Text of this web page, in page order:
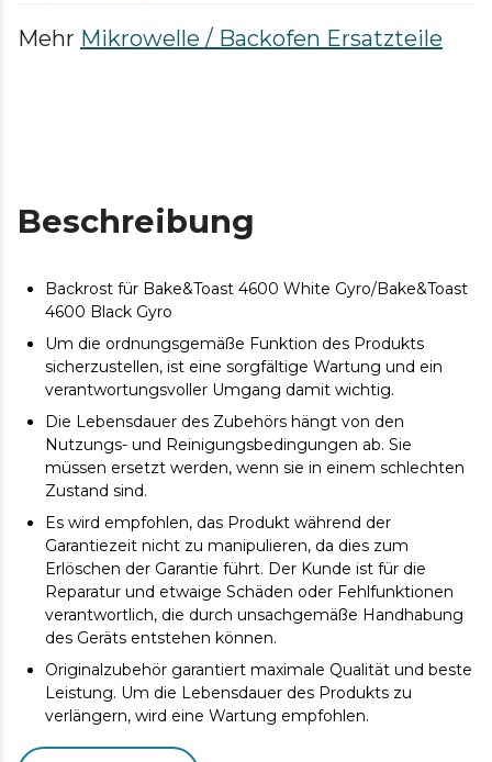
Mehr Mikrowelle / Backofen Ersatzteile
Beschreibung
Backrost für Bake&Toast 4600 White Gyro/Bake&Toast
4600 Black Gyro
Um die ordnungsgemäße Funktion des Produkts
sicherzustellen, ist eine sorgfältige Wartung und ein
verantwortungsvoller Umgang damit wichtig.
Die Lebensdauer des Zubehörs hängt von den
Nutzungs- und Reinigungsbedingungen ab. Sie
müssen ersetzt werden, wenn sie in einem schlechten
Zustand sind.
Es wird empfohlen, das Produkt während der
Garantiezeit nicht zu manipulieren, da dies zum
Erlöschen der Garantie führt. Der Kunde ist für die
Reparatur und etwaige Schäden oder Fehlfunktionen
verantwortlich, die durch unsachgemäße Handhabung
des Geräts entstehen können.
Originalzubehör garantiert maximale Qualität und beste
Leistung. Um die Lebensdauer des Produkts zu
verlängern, wird eine Wartung empfohlen.